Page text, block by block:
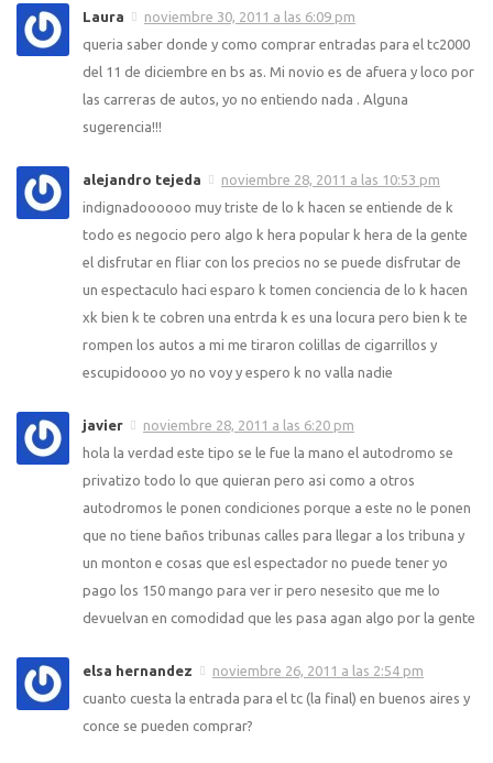
Laura
noviembre 30, 2011 a las 6:09 pm
queria saber donde y como comprar entradas para el tc2000
del 11 de diciembre en bs as. Mi novio es de afuera y loco por
las carreras de autos, yo no entiendo nada . Alguna
sugerencia!!!
alejandro tejeda
noviembre 28, 2011 a las 10:53 pm
indignadoooooo muy triste de lo k hacen se entiende de k
todo es negocio pero algo k hera popular k hera de la gente
el disfrutar en fliar con los precios no se puede disfrutar de
un espectaculo haci esparo k tomen conciencia de lo k hacen
xk bien k te cobren una entrda k es una locura pero bien k te
rompen los autos a mi me tiraron colillas de cigarrillos y
escupidoooo yo no voy y espero k no valla nadie
javier
noviembre 28, 2011 a las 6:20 pm
hola la verdad este tipo se le fue la mano el autodromo se
privatizo todo lo que quieran pero asi como a otros
autodromos le ponen condiciones porque a este no le ponen
que no tiene baños tribunas calles para llegar a los tribuna y
un monton e cosas que esl espectador no puede tener yo
pago los 150 mango para ver ir pero nesesito que me lo
devuelvan en comodidad que les pasa agan algo por la gente
elsa hernandez
noviembre 26, 2011 a las 2:54 pm
cuanto cuesta la entrada para el tc (la final) en buenos aires y
conce se pueden comprar?